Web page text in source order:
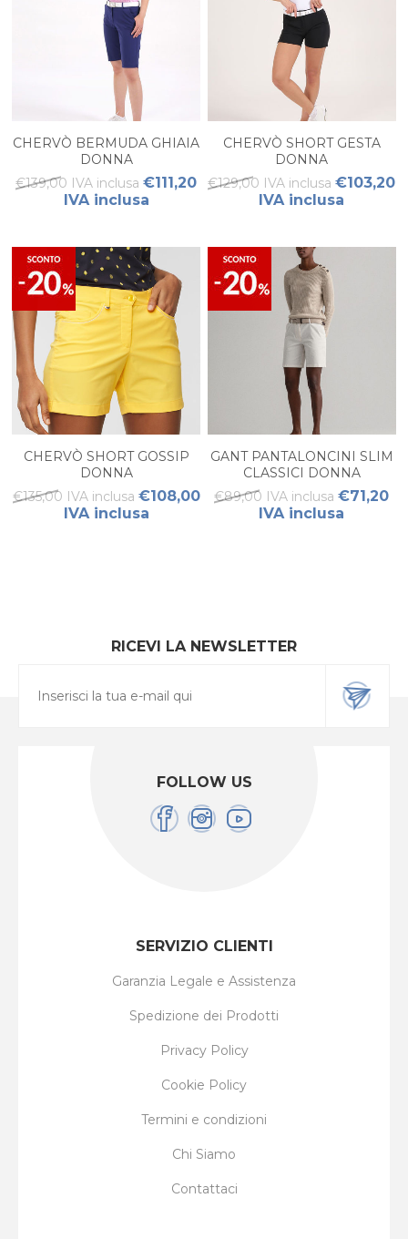
CHERVÒ BERMUDA GHIAIA
DONNA
€139,00 IVA inclusa €111,20
IVA inclusa
CHERVÒ SHORT GESTA
DONNA
€129,00 IVA inclusa €103,20
IVA inclusa
CHERVÒ SHORT GOSSIP
DONNA
€135,00 IVA inclusa €108,00
IVA inclusa
GANT PANTALONCINI SLIM
CLASSICI DONNA
€89,00 IVA inclusa €71,20
IVA inclusa
RICEVI LA NEWSLETTER
FOLLOW US
SERVIZIO CLIENTI
Garanzia Legale e Assistenza
Spedizione dei Prodotti
Privacy Policy
Cookie Policy
Termini e condizioni
Chi Siamo
Contattaci